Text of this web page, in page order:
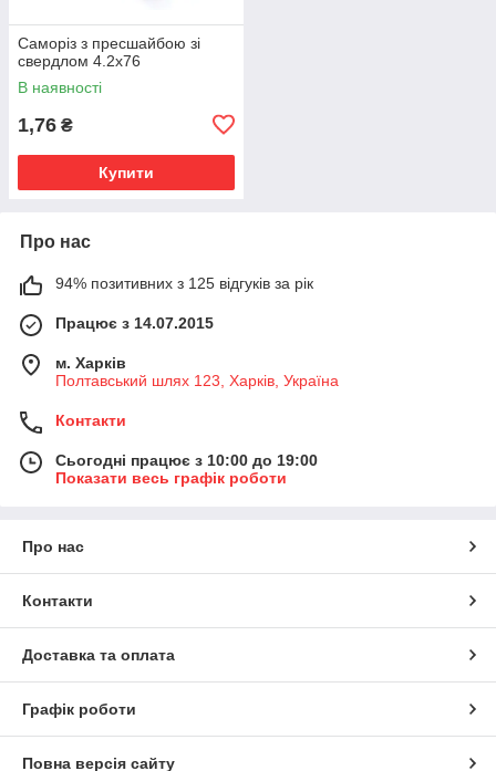
Саморіз з пресшайбою зі
свердлом 4.2х76
В наявності
1,76 ₴
Купити
Про нас
94% позитивних з 125 відгуків за рік
Працює з 14.07.2015
м. Харків
Полтавський шлях 123, Харків, Україна
Контакти
Сьогодні працює з 10:00 до 19:00
Показати весь графік роботи
Про нас
Контакти
Доставка та оплата
Графік роботи
Повна версія сайту